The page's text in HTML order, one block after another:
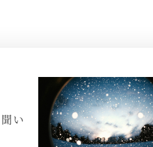
聞い